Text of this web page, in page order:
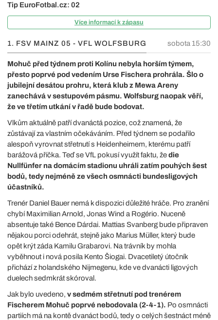
Tip EuroFotbal.cz: 02
Více informací k zápasu
1. FSV MAINZ 05 - VFL WOLFSBURG sobota 15:30
Mohuč před týdnem proti Kolínu nebyla horším týmem,
přesto poprvé pod vedením Urse Fischera prohrála. Šlo o
jubilejní desátou prohru, která klub z Mewa Areny
zanechává v sestupovém pásmu. Wolfsburg naopak věří,
že ve třetím utkání v řadě bude bodovat.
Vlkům aktuálně patří dvanáctá pozice, což znamená, že
zůstávají za vlastním očekáváním. Před týdnem se podařilo
alespoň vyrovnat střetnutí s Heidenheimem, kterému patří
barážová příčka. Teď se VfL pokusí využít faktu, žedie
Nullfünfer na domácím stadionu uhráli zatím pouhých šest
bodů, tedy nejméně ze všech osmnácti bundesligových
účastníků.
Trenér Daniel Bauer nemá k dispozici důležité hráče. Pro zranění
chybí Maximilian Arnold, Jonas Wind a Rogério. Nuceně
absentuje také Bence Dárdai. Mattias Svanberg bude připraven
nějakou porci odehrát, stejně jako Marius Müller, který bude
opět krýt záda Kamilu Grabarovi. Na trávník by mohla
vyběhnout i nová posila Kento Šiogai. Dvacetiletý útočník
přichází z holandského Nijmegenu, kde ve dvanácti ligových
duelech sedmkrát skóroval.
Jak bylo uvedeno, v sedmém střetnutí pod trenérem
Fischerem Mohuč poprvé nebodovala (2-4-1). Po osmnácti
partiích má na kontě dvanáct bodů, tedy o celých šestnáct méně